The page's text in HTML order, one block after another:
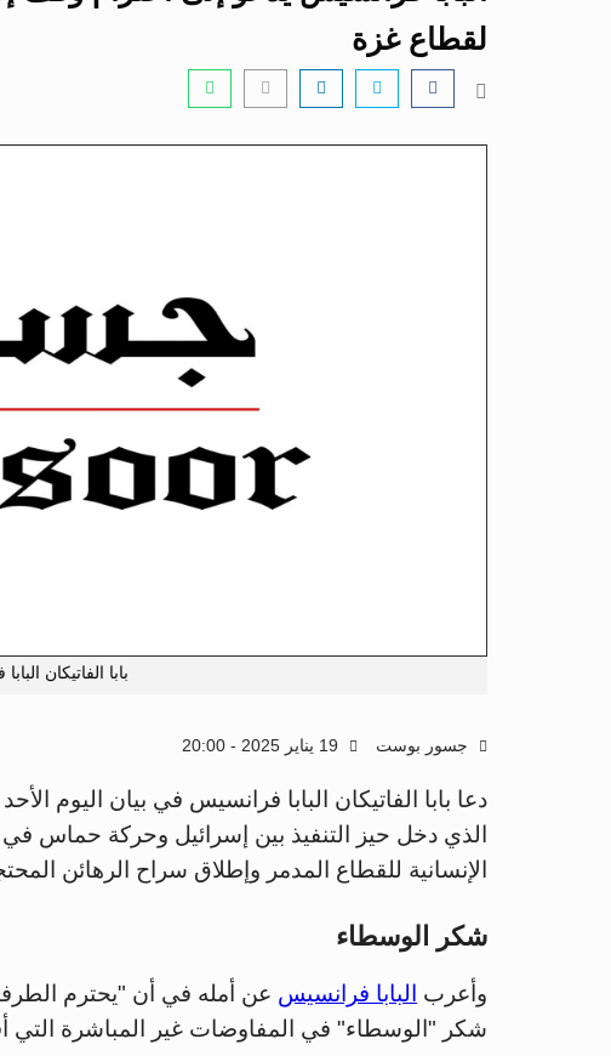
لقطاع غزة
بابا الفاتيكان
جسور بوست
دعا بابا الفاتيكان البابا فرانسيس في بيان اليوم
الذي دخل حيز التنفيذ بين إسرائيل وحركة حماس
الإنسانية للقطاع المدمر وإطلاق سراح الرهائن
شكر الوسطاء
وأعرب البابا فرانسيس عن أمله في أن "يحترم
شكر "الوسطاء" في المفاوضات غير المباشرة